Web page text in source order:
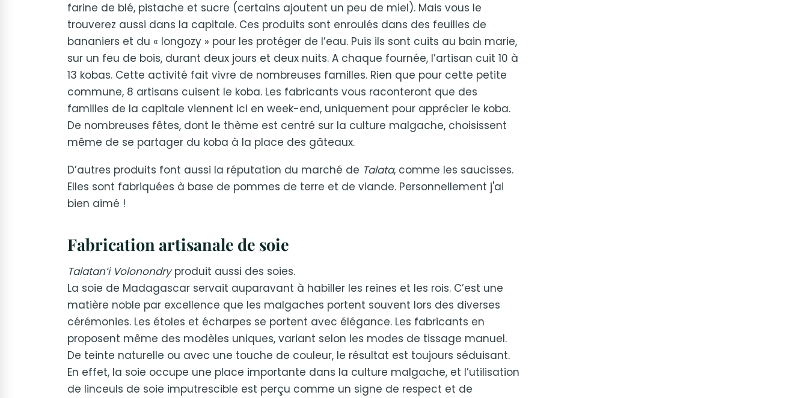
farine de blé, pistache et sucre (certains ajoutent un peu de miel). Mais vous le
trouverez aussi dans la capitale. Ces produits sont enroulés dans des feuilles de
bananiers et du « longozy » pour les protéger de l’eau. Puis ils sont cuits au bain marie,
sur un feu de bois, durant deux jours et deux nuits. A chaque fournée, l’artisan cuit 10 à
13 kobas. Cette activité fait vivre de nombreuses familles. Rien que pour cette petite
commune, 8 artisans cuisent le koba. Les fabricants vous raconteront que des
familles de la capitale viennent ici en week-end, uniquement pour apprécier le koba.
De nombreuses fêtes, dont le thème est centré sur la culture malgache, choisissent
même de se partager du koba à la place des gâteaux.
D’autres produits font aussi la réputation du marché de Talata, comme les saucisses.
Elles sont fabriquées à base de pommes de terre et de viande. Personnellement j'ai
bien aimé !
Fabrication artisanale de soie
Talatan’i Volonondryproduit aussi des soies.
La soie de Madagascar servait auparavant à habiller les reines et les rois. C’est une
matière noble par excellence que les malgaches portent souvent lors des diverses
cérémonies. Les étoles et écharpes se portent avec élégance. Les fabricants en
proposent même des modèles uniques, variant selon les modes de tissage manuel.
De teinte naturelle ou avec une touche de couleur, le résultat est toujours séduisant.
En effet, la soie occupe une place importante dans la culture malgache, et l’utilisation
de linceuls de soie imputrescible est perçu comme un signe de respect et de